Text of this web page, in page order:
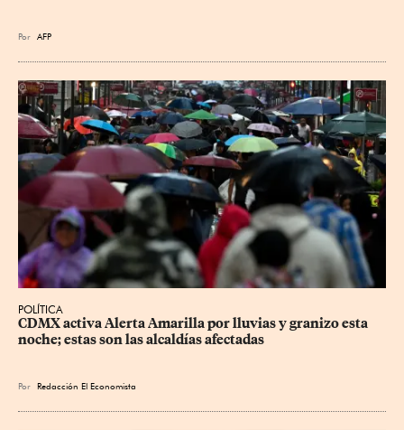
Por AFP
POLÍTICA
CDMX activa Alerta Amarilla por lluvias y granizo esta
noche; estas son las alcaldías afectadas
Por Redacción El Economista